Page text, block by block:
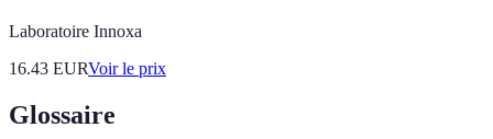
Laboratoire Innoxa
16.43 EURVoir le prix
Glossaire